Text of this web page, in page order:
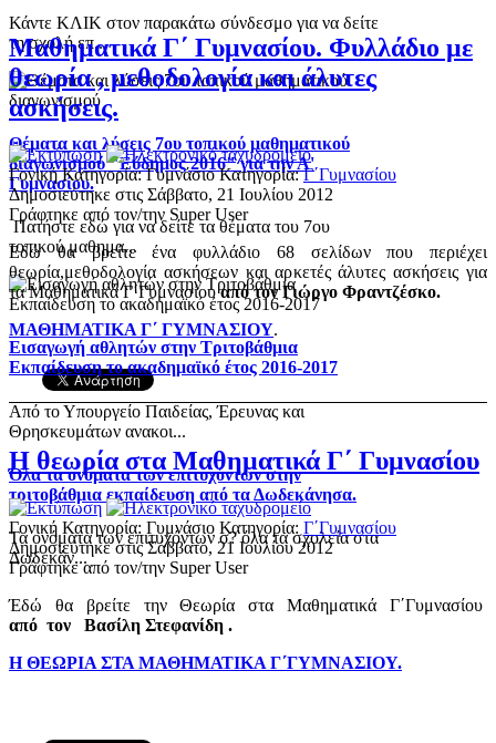
Κάντε ΚΛΙΚ στον παρακάτω σύνδεσμο για να δείτε
τη σχολή επ...
Θέματα και λύσεις 7ου τοπικού μαθηματικού
διαγωνισμού "Εύδημος 2016" για την Α'
Γυμνασίου.
Πατήστε εδώ για να δείτε τα θέματα του 7ου
τοπικού μαθημα...
Εισαγωγή αθλητών στην Τριτοβάθμια
Εκπαίδευση το ακαδημαϊκό έτος 2016-2017
Από το Υπουργείο Παιδείας, Έρευνας και
Θρησκευμάτων ανακοι...
Όλα τα ονόματα των επιτυχόντων στην
τριτοβάθμια εκπαίδευση από τα Δωδεκάνησα.
Τα ονόματα των επιτυχόντων σ? όλα τα σχολεία στα
Δωδεκάν...
Μαθηματικά Γ΄ Γυμνασίου. Φυλλάδιο με
θεωρία , μεθοδολογία και άλυτες
ασκήσεις.
Γονική Κατηγορία: ΓυμνάσιοΚατηγορία:Γ΄Γυμνασίου
Δημοσιεύτηκε στις Σάββατο, 21 Ιουλίου 2012
Γράφτηκε από τον/την Super User
Εδώ θα βρείτε ένα φυλλάδιο 68 σελίδων που περιέχει
θεωρία,μεθοδολογία ασκήσεων και αρκετές άλυτες ασκήσεις για
τα Μαθηματικά Γ΄Γυμνασίουαπό τον Γιώργο Φραντζέσκο.
ΜΑΘΗΜΑΤΙΚΑ Γ΄ ΓΥΜΝΑΣΙΟΥ.
Η θεωρία στα Μαθηματικά Γ΄ Γυμνασίου
Γονική Κατηγορία: Γυμνάσιο Κατηγορία: Γ΄Γυμνασίου
Δημοσιεύτηκε στις Σάββατο, 21 Ιουλίου 2012
Γράφτηκε από τον/την Super User
Έδώ θα βρείτε την Θεωρία στα Μαθηματικά Γ΄Γυμνασίου
από τον Βασίλη Στεφανίδη .
Η ΘΕΩΡΙΑ ΣΤΑ ΜΑΘΗΜΑΤΙΚΑ Γ΄ΓΥΜΝΑΣΙΟΥ.